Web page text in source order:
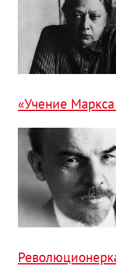
«Учение